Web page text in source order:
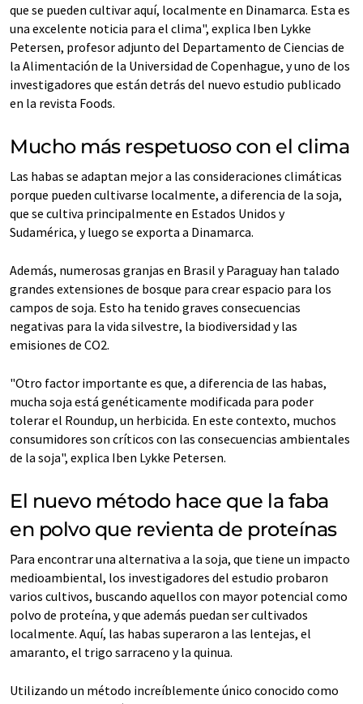
que se pueden cultivar aquí, localmente en Dinamarca. Esta es
una excelente noticia para el clima", explica Iben Lykke
Petersen, profesor adjunto del Departamento de Ciencias de
la Alimentación de la Universidad de Copenhague, y uno de los
investigadores que están detrás del nuevo estudio publicado
en la revista Foods.
Mucho más respetuoso con el clima
Las habas se adaptan mejor a las consideraciones climáticas
porque pueden cultivarse localmente, a diferencia de la soja,
que se cultiva principalmente en Estados Unidos y
Sudamérica, y luego se exporta a Dinamarca.
Además, numerosas granjas en Brasil y Paraguay han talado
grandes extensiones de bosque para crear espacio para los
campos de soja. Esto ha tenido graves consecuencias
negativas para la vida silvestre, la biodiversidad y las
emisiones de CO2.
"Otro factor importante es que, a diferencia de las habas,
mucha soja está genéticamente modificada para poder
tolerar el Roundup, un herbicida. En este contexto, muchos
consumidores son críticos con las consecuencias ambientales
de la soja", explica Iben Lykke Petersen.
El nuevo método hace que la faba
en polvo que revienta de proteínas
Para encontrar una alternativa a la soja, que tiene un impacto
medioambiental, los investigadores del estudio probaron
varios cultivos, buscando aquellos con mayor potencial como
polvo de proteína, y que además puedan ser cultivados
localmente. Aquí, las habas superaron a las lentejas, el
amaranto, el trigo sarraceno y la quinua.
Utilizando un método increíblemente único conocido como